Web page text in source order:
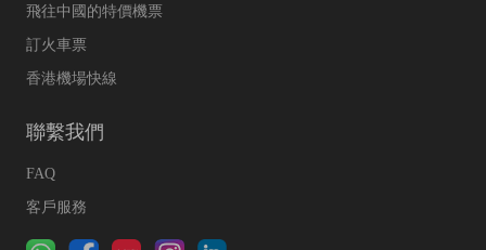
飛往中國的特價機票
訂火車票
香港機場快線
聯繫我們
FAQ
客戶服務